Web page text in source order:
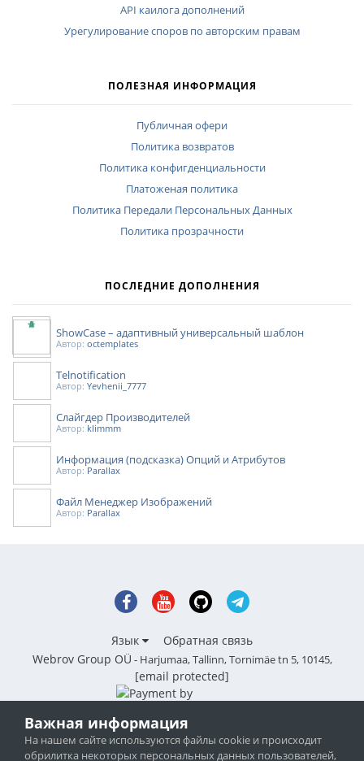
API каилога дополнений
Урегулирование споров по авторским правам
ПОЛЕЗНАЯ ИНФОРМАЦИЯ
Публичная офери
Политика возвратов
Политика конфигденциальности
Платоженая политика
Политика Передали Персональных Данных
Политика прозрачности
ПОСЛЕДНИЕ ДОПОЛНЕНИЯ
ShowCase – адаптивный универсальный шаблон
Автор: octemplates
Telnotification
Автор: Yevhenii_7777
Слайгдер Производителей
Автор: klimmm
Информация (подсказка) Опций и Атрибутов
Автор: Parallax
Файл Менеджер Изображений
Автор: Parallax
Язык
Обратная связь
Webrov Group OÜ - Harjumaa, Tallinn, Tornimäe tn 5, 10145,
[email protected]
Движок интернет магазина OpenCart (ocStore) - официальный сайт
Важная информация
На нашем сайте используются файлы cookie и происходит
обрилитка некоторых персональных данных пользователей,